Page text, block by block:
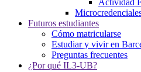
Actividad
Futuros estudiantes
Cómo matricularse
Estudiar y vivir en
Preguntas frecuentes
¿Por qué IL3-UB?